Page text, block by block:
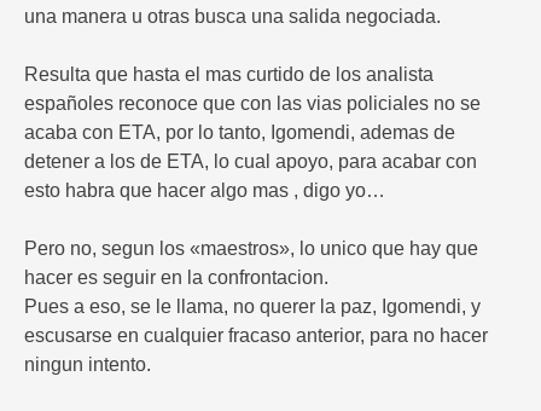
una manera u otras busca una salida negociada.
Resulta que hasta el mas curtido de los analista
españoles reconoce que con las vias policiales no se
acaba con ETA, por lo tanto, Igomendi, ademas de
detener a los de ETA, lo cual apoyo, para acabar con
esto habra que hacer algo mas , digo yo…
Pero no, segun los «maestros», lo unico que hay que
hacer es seguir en la confrontacion.
Pues a eso, se le llama, no querer la paz, Igomendi, y
escusarse en cualquier fracaso anterior, para no hacer
ningun intento.